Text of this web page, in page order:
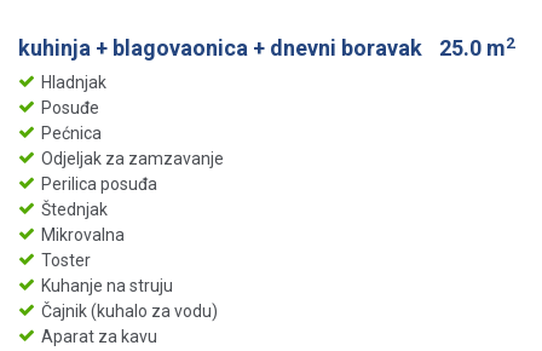
kuhinja + blagovaonica + dnevni boravak 25.0 m2
Hladnjak
Posuđe
Pećnica
Odjeljak za zamzavanje
Perilica posuđa
Štednjak
Mikrovalna
Toster
Kuhanje na struju
Čajnik (kuhalo za vodu)
Aparat za kavu